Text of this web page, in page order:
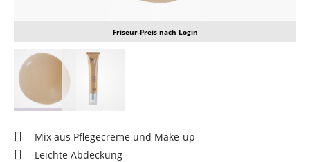
Friseur-Preis nach Login
Mix aus Pflegecreme und Make-up
Leichte Abdeckung